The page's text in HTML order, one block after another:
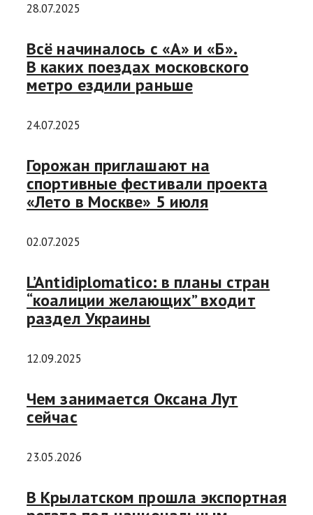
28.07.2025
Всё начиналось с «А» и «Б».
В каких поездах московского
метро ездили раньше
24.07.2025
Горожан приглашают на
спортивные фестивали проекта
«Лето в Москве» 5 июля
02.07.2025
L’Antidiplomatico: в планы стран
“коалиции желающих” входит
раздел Украины
12.09.2025
Чем занимается Оксана Лут
сейчас
23.05.2026
В Крылатском прошла экспортная